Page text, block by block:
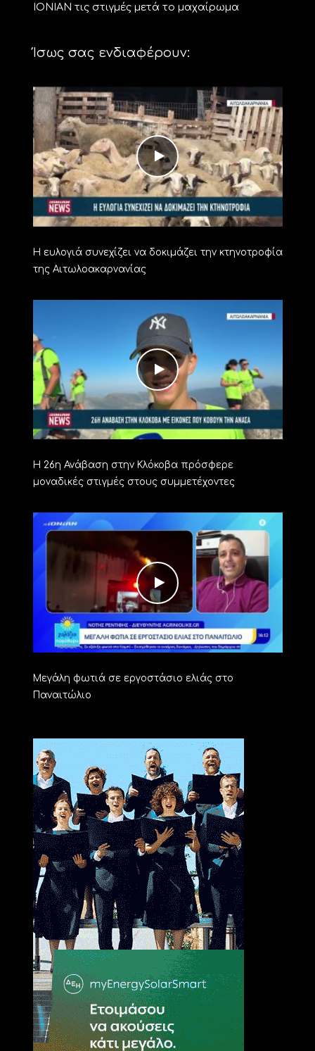
ΙΟΝΙΑΝ τις στιγμές μετά το μαχαίρωμα
Ίσως σας ενδιαφέρουν:
Η ευλογιά συνεχίζει να δοκιμάζει την κτηνοτροφία
της Αιτωλοακαρνανίας
Η 26η Ανάβαση στην Κλόκοβα πρόσφερε
μοναδικές στιγμές στους συμμετέχοντες
Μεγάλη φωτιά σε εργοστάσιο ελιάς στο
Παναιτώλιο